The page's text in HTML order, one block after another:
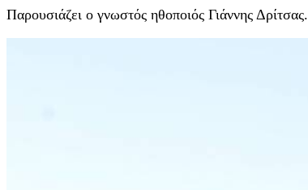
Παρουσιάζει ο γνωστός ηθοποιός Γιάννης Δρίτσας.